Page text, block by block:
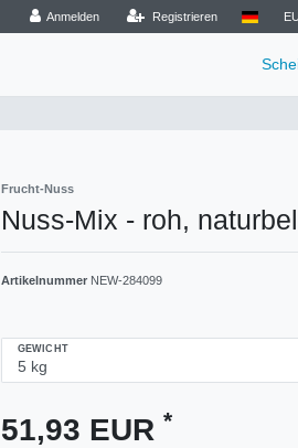
Anmelden Registrieren
Frucht-Nuss
Nuss-Mix - roh,
Artikelnummer NEW-284099
GEWICHT
51,93 EUR *